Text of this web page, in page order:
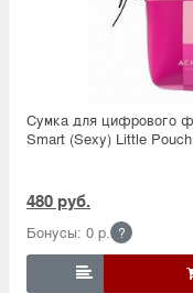
Сумка для цифрового
Smart (Sexy) Little
480 руб.
Бонусы: 0 р. ?
